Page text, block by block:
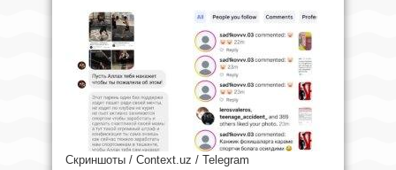
Скриншоты / Context.uz / Telegram